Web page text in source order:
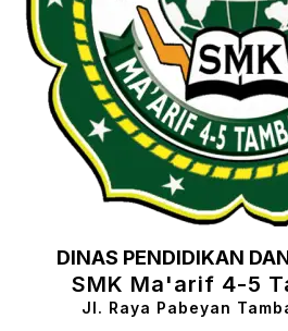
DINAS PENDIDIKAN
SMK Ma'arif 4-5
Jl. Raya Pabeyan